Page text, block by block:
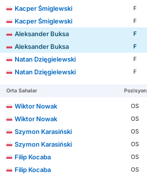
Kacper Śmiglewski
F
Kacper Śmiglewski
F
Aleksander Buksa
F
Aleksander Buksa
F
Natan Dzięgielewski
F
Natan Dzięgielewski
F
Orta Sahalar Pozisyon
Wiktor Nowak OS
Wiktor Nowak
OS
Szymon Karasiński
OS
Szymon Karasiński
OS
Filip Kocaba
OS
Filip Kocaba
OS